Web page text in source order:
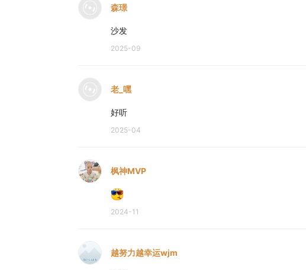
森璟
沙发
2025-09
老_嘿
好听
2025-04
枫神MVP
2024-11
越努力越幸运wjm